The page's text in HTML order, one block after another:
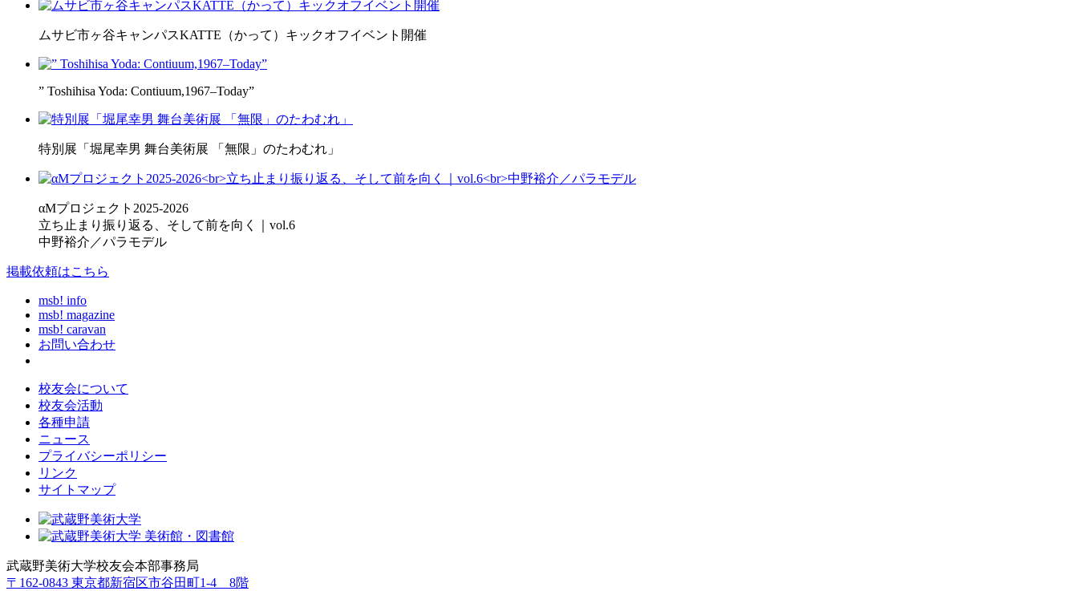
ムサビ市ヶ谷キャンパスKATTE（かって）キックオフイベント開催
” Toshihisa Yoda: Contiuum,1967–Today”
特別展「堀尾幸男 舞台美術展 「無限」のたわむれ」
αMプロジェクト2025-2026
立ち止まり振り返る、そして前を向く｜vol.6
中野裕介／パラモデル
掲載依頼はこちら
msb! info
msb! magazine
msb! caravan
お問い合わせ
校友会について
校友会活動
各種申請
ニュース
プライバシーポリシー
リンク
サイトマップ
武蔵野美術大学校友会本部事務局
〒162-0843 東京都新宿区市谷田町1-4 8階